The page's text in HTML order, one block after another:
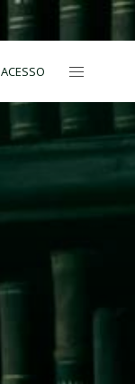
ACESSO